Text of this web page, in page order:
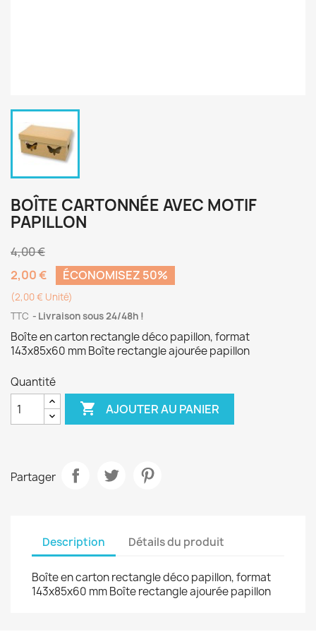
BOÎTE CARTONNÉE AVEC MOTIF
PAPILLON
4,00 €
2,00 €
ÉCONOMISEZ 50%
(2,00 € Unité)
TTC
Livraison sous 24/48h !
Boîte en carton rectangle déco papillon, format
143x85x60 mm Boîte rectangle ajourée papillon
Quantité
 AJOUTER AU PANIER
Partager
Description Détails du produit
Boîte en carton rectangle déco papillon, format
143x85x60 mm Boîte rectangle ajourée papillon